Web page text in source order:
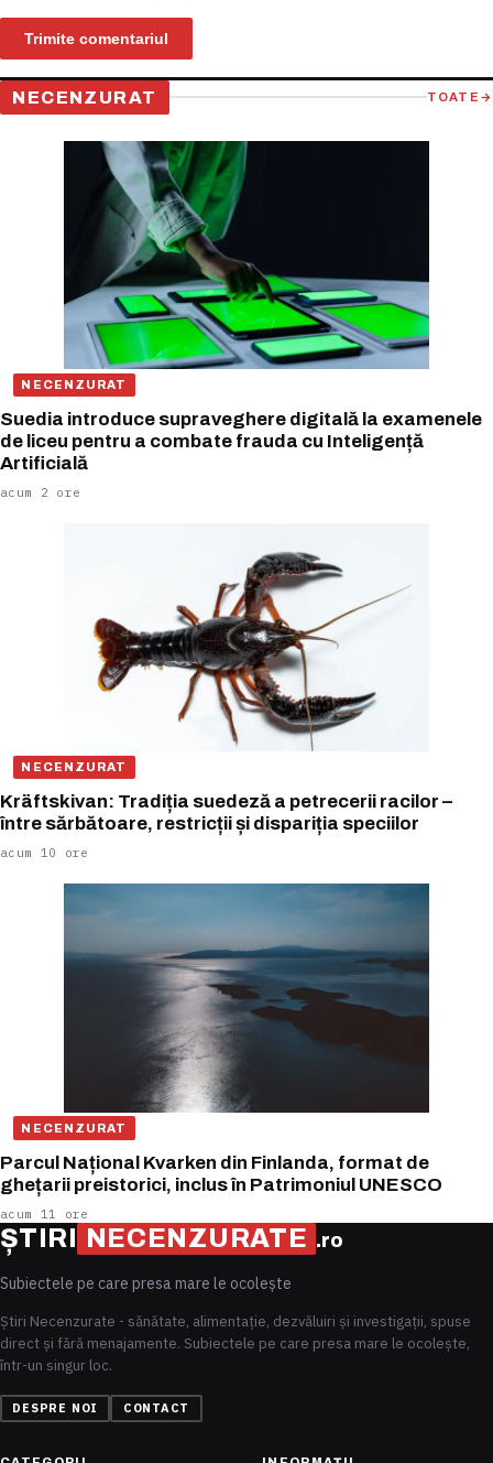
NECENZURAT TOATE →
NECENZURAT
Suedia introduce supraveghere digitală la examenele
de liceu pentru a combate frauda cu Inteligență
Artificială
acum 2 ore
NECENZURAT
Kräftskivan: Tradiția suedeză a petrecerii racilor –
între sărbătoare, restricții și dispariția speciilor
acum 10 ore
NECENZURAT
Parcul Național Kvarken din Finlanda, format de
ghețarii preistorici, inclus în Patrimoniul UNESCO
acum 11 ore
ȘTIRI NECENZURATE .ro
Subiectele pe care presa mare le ocolește
Știri Necenzurate - sănătate, alimentație, dezvăluiri și investigații, spuse
direct și fără menajamente. Subiectele pe care presa mare le ocolește,
într-un singur loc.
DESPRE NOI CONTACT